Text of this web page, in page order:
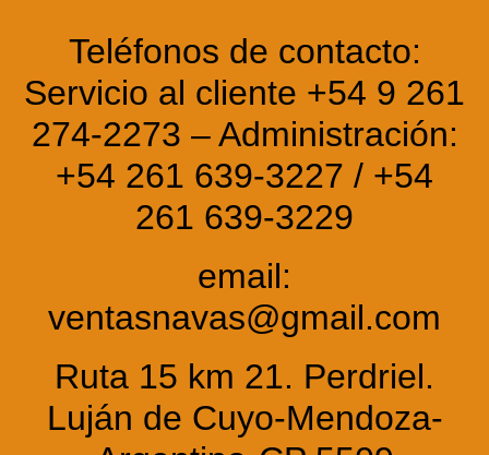
Teléfonos de contacto:
Servicio al cliente +54 9 261
274-2273 – Administración:
+54 261 639-3227 / +54
261 639-3229
email:
ventasnavas@gmail.com
Ruta 15 km 21. Perdriel.
Luján de Cuyo-Mendoza-